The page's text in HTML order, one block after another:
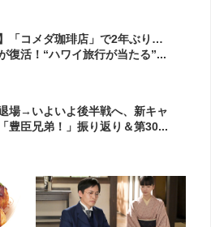
】「コメダ珈琲店」で2年ぶり…
復活！“ハワイ旅行が当たる”...
場→いよいよ後半戦へ、新キャ
豊臣兄弟！」振り返り＆第30...